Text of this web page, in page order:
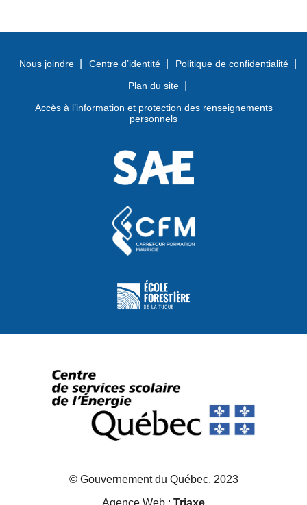
Nous joindre Centre d’identité
Politique de confidentialité
Plan du site
Accès à l’information et protection des renseignements
personnels
© Gouvernement du Québec, 2023
Agence Web : Triaxe